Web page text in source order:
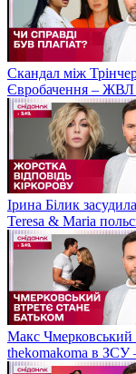
Скандал між
Євробачення – ЖВЛ
Ірина Білик
Teresa & Maria
Макс Чмерковський
thekomakoma в ЗСУ